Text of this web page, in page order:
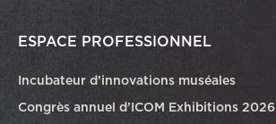
ESPACE PROFESSIONNEL
Incubateur d’innovations muséales
Congrès annuel d’ICOM Exhibitions 2026